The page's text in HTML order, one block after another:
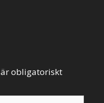
är obligatoriskt